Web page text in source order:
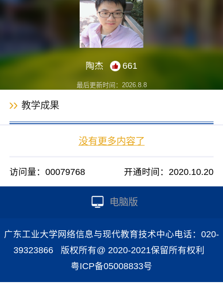
陶杰 661
最后更新时间： 2026.8.8
教学成果
没有更多内容了
访问量：00079768 开通时间： 2020.10.20
电脑版
广东工业大学网络信息与现代教育技术中心电话：020-
39323866 版权所有@ 2020-2021保留所有权利
粤ICP备05008833号